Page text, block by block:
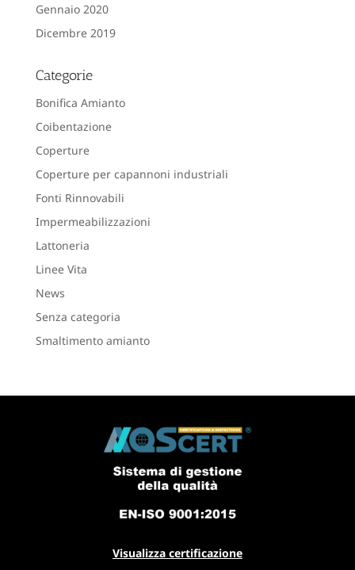
Gennaio 2020
Dicembre 2019
Categorie
Bonifica Amianto
Coibentazione
Coperture
Coperture per capannoni industriali
Fonti Rinnovabili
Impermeabilizzazioni
Lattoneria
Linee Vita
News
Senza categoria
Smaltimento amianto
Visualizza certificazione